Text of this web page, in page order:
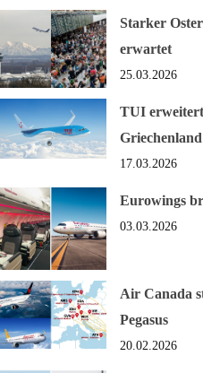
Starker
erwartet
25.03.2026
TUI
Griechenland
17.03.2026
Eurowings
03.03.2026
Air Canada
Pegasus
20.02.2026